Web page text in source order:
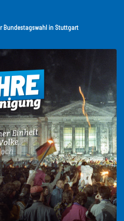
Bundestagswahl in Stuttgart